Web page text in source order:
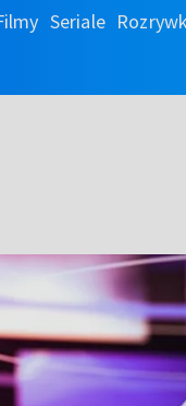
Seriale